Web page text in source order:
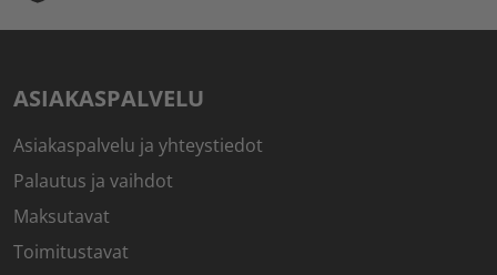
ASIAKASPALVELU
Asiakaspalvelu ja yhteystiedot
Palautus ja vaihdot
Maksutavat
Toimitustavat